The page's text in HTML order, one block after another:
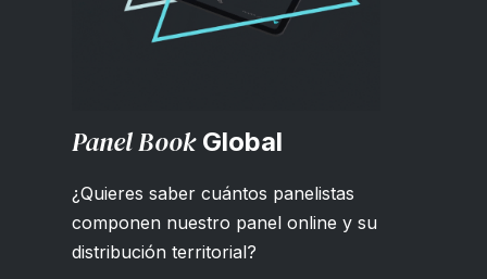
Panel BookGlobal
¿Quieres saber cuántos panelistas
componen nuestro panel online y su
distribución territorial?